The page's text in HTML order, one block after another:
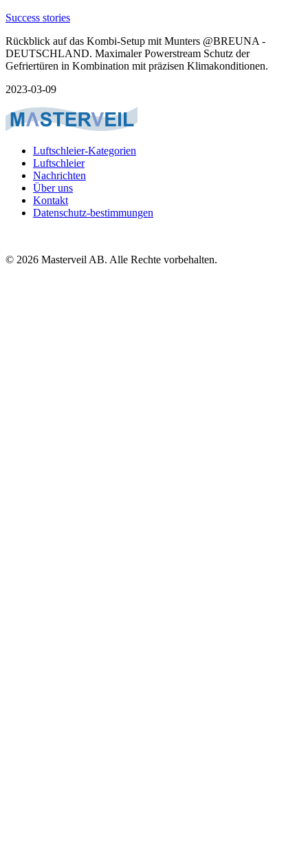
Success stories
Rückblick auf das Kombi-Setup mit Munters @BREUNA -
DEUTSCHLAND. Maximaler Powerstream Schutz der
Gefriertüren in Kombination mit präzisen Klimakonditionen.
2023-03-09
Luftschleier-Kategorien
Luftschleier
Nachrichten
Über uns
Kontakt
Datenschutz-bestimmungen
© 2026 Masterveil AB. Alle Rechte vorbehalten.